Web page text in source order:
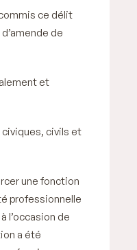
ce délit
de
et
civils et
une fonction
professionnelle
l’occasion de
a été